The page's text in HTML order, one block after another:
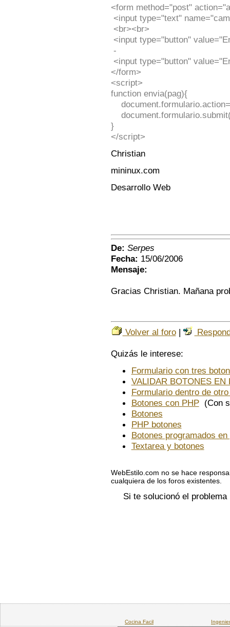
<form method="post"
<input type="text"
<br><br>
<input type="button"
-
<input type="button"
</form>
<script>
function envia(pag){
}
</script>
Christian
mininux.com
Desarrollo Web
De: Serpes
Fecha: 15/06/2006
Mensaje:
Gracias Christian. Mañana
Volver al foro|
Quizás le interese:
Formulario con tres
VALIDAR BOTONES EN
Formulario dentro de
Botones con PHP(Con
Botones
PHP botones
Botones programados en
Textarea y botones
WebEstilo.com no se hace
cualquiera de los foros existentes.
Si te solucionó el problema
Cocina Facil